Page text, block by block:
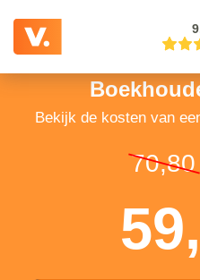
Bekijk de kosten van
70,80